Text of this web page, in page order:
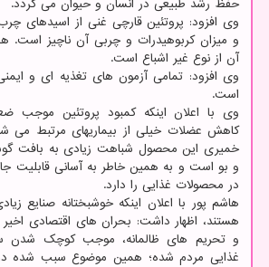
حفظ رشد طبیعی در انسان و حیوان می گردد.
وی افزود: پروتئین قارچی غنی از اسیدهای
و میزان کربوهیدرات و چربی آن ناچیز است.
آن از نوع غیر اشباع است.
وی افزود: تمامی آزمون های تغذیه ای و
است.
وی با اعلان اینکه کمبود پروتئین موجب
کاهش عضلات خیلی از بیماریهای مرتبط می
خمیری این محصول شباهت زیادی به بافت
و بو است و به همین خاطر به آسانی قابلیت
در محصولات غذایی را دارد.
هاشم پور با اعلان اینکه خوشبختانه صنایع
هستند، اظهار داشت: بحران های اقتصادی
و تحریم های ظالمانه، موجب کوچک شدن
غذایی مردم شده؛ همین موضوع سبب شده